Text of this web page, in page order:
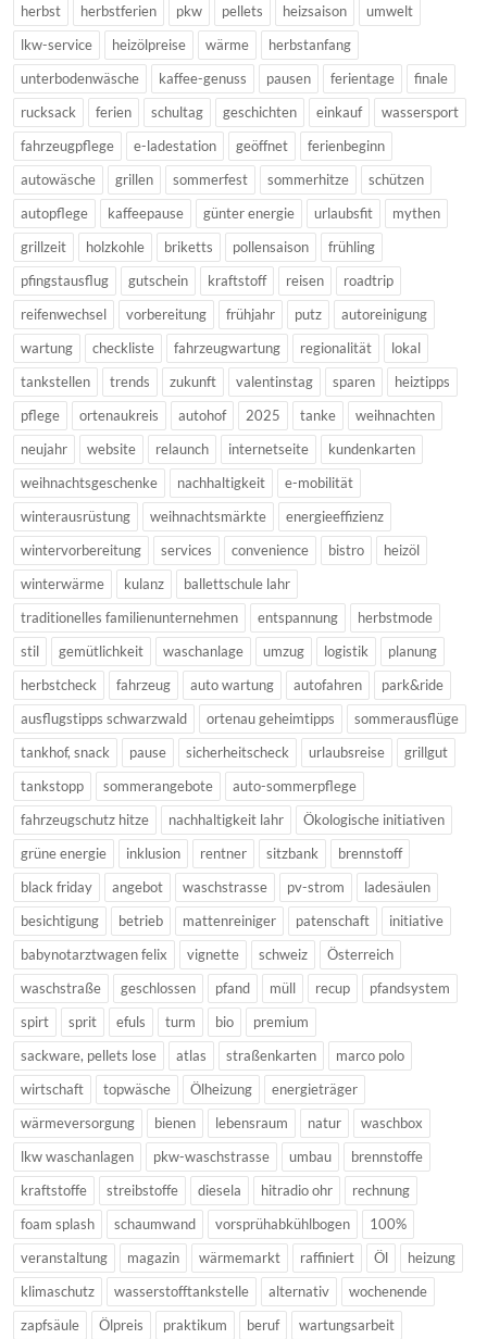
herbst herbstferien pkw pellets heizsaison
umwelt
lkw-service
heizölpreise wärme
herbstanfang
unterbodenwäsche
kaffee-genuss pausen ferientage
finale
rucksack
ferien schultag geschichten einkauf
wassersport
fahrzeugpflege
e-ladestation geöffnet
ferienbeginn
autowäsche
grillen sommerfest sommerhitze
schützen
autopflege
kaffeepause günter energie urlaubsfit
mythen
grillzeit
holzkohle briketts pollensaison
frühling
pfingstausflug
gutschein kraftstoff reisen
roadtrip
reifenwechsel
vorbereitung frühjahr putz
autoreinigung
wartung
checkliste fahrzeugwartung regionalität
lokal
tankstellen
trends zukunft valentinstag sparen
heiztipps
pflege
ortenaukreis autohof 2025 tanke
weihnachten
neujahr
website relaunch internetseite
kundenkarten
weihnachtsgeschenke
nachhaltigkeit
e-mobilität
winterausrüstung
weihnachtsmärkte
energieeffizienz
wintervorbereitung
services convenience bistro
heizöl
winterwärme
kulanz
ballettschule lahr
traditionelles familienunternehmen
entspannung
herbstmode
stil
gemütlichkeit waschanlage umzug logistik
planung
herbstcheck
fahrzeug auto wartung autofahren
park&ride
ausflugstipps schwarzwald
ortenau geheimtipps
sommerausflüge
tankhof, snack
pause sicherheitscheck urlaubsreise
grillgut
tankstopp
sommerangebote
auto-sommerpflege
fahrzeugschutz hitze
nachhaltigkeit lahr
Ökologische initiativen
grüne energie
inklusion rentner sitzbank
brennstoff
black friday
angebot waschstrasse pv-strom
ladesäulen
besichtigung
betrieb mattenreiniger patenschaft
initiative
babynotarztwagen felix
vignette schweiz
Österreich
waschstraße
geschlossen pfand müll recup
pfandsystem
spirt
sprit efuls turm bio
premium
sackware, pellets lose
atlas straßenkarten
marco polo
wirtschaft
topwäsche Ölheizung
energieträger
wärmeversorgung
bienen lebensraum natur
waschbox
lkw waschanlagen
pkw-waschstrasse umbau
brennstoffe
kraftstoffe
streibstoffe diesela hitradio ohr
rechnung
foam splash
schaumwand vorsprühabkühlbogen
100%
veranstaltung
magazin wärmemarkt raffiniert Öl
heizung
klimaschutz
wasserstofftankstelle alternativ
wochenende
zapfsäule
Ölpreis praktikum beruf
wartungsarbeit